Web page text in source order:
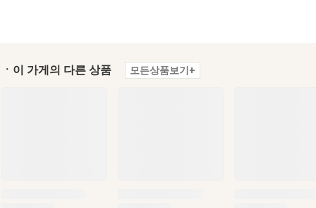
ㆍ이 가게의 다른 상품 모든상품보기+